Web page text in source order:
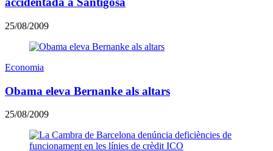
25/08/2009
Economia
Obama eleva Bernanke als altars
25/08/2009